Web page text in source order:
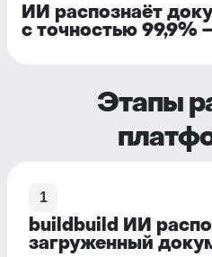
ИИ распознаёт
с точностью 99,9%
Этапы
1
buildbuild ИИ
загруженный